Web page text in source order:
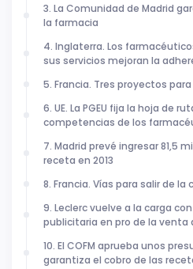
3. La Comunidad de Madrid
la farmacia
4. Inglaterra. Los
sus servicios mejoran la
5. Francia. Tres proyectos
6. UE. La PGEU fija la hoja de
competencias de los
7. Madrid prevé ingresar 81,5
receta en 2013
8. Francia. Vías para salir de la
9. Leclerc vuelve a la carga
publicitaria en pro de la
10. El COFM aprueba unos
garantiza el cobro de las